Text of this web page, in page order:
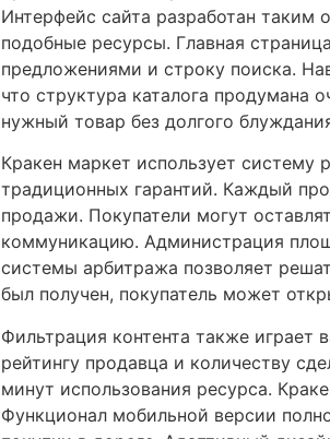
Интерфейс сайта разработан
подобные ресурсы. Главная
предложениями и строку поиска.
что структура каталога продумана
нужный товар без долгого
Кракен маркет использует систему
традиционных гарантий. Каждый
продажи. Покупатели могут
коммуникацию. Администрация
системы арбитража позволяет
был получен, покупатель может
Фильтрация контента также играет
рейтингу продавца и количеству
минут использования ресурса.
Функционал мобильной версии